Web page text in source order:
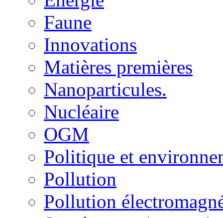
Faune
Innovations
Matières premières
Nanoparticules.
Nucléaire
OGM
Politique et
Pollution
Pollution